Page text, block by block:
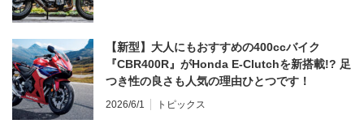
【新型】大人にもおすすめの400ccバイク
『CBR400R』がHonda E-Clutchを新搭載!? 足
つき性の良さも人気の理由ひとつです！
2026/6/1 トピックス